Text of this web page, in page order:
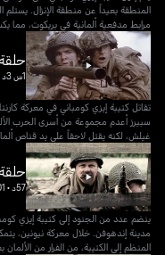
المنطقة بعيداً عن منطقة الإنزال. يستلم
مرابط مدفعية ألمانية في بريكوت، مما
حلقة 3 •
1س 3د
تقاتل كتيبة إيزي كومباني في معركة
سبيرز أعدم مجموعة من أسرى الحرب
غيلش، لكنه يقتل لاحقاً على يد قناص
حلقة 4 •
57د •
ينضم عدد من الجنود إلى كتيبة إيزي
مدينة إندهوفن. خلال معركة نيونين،
المنظم إلى الكتيبة، من الفرار من